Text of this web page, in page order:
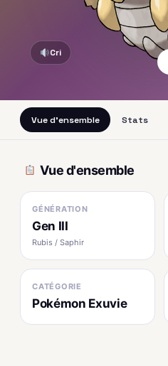
Cri
Vue d'ensemble Stats
Vue d'ensemble
GÉNÉRATION
Gen III
Rubis / Saphir
CATÉGORIE
Pokémon Exuvie